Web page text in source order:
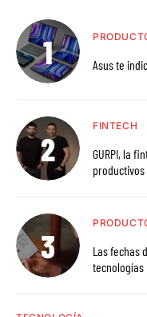
Asus te
FINTECH
GURPI, la fintech
Las fechas
tecnologías